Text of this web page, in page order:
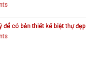
để có bản thiết kế biệt thự đẹp